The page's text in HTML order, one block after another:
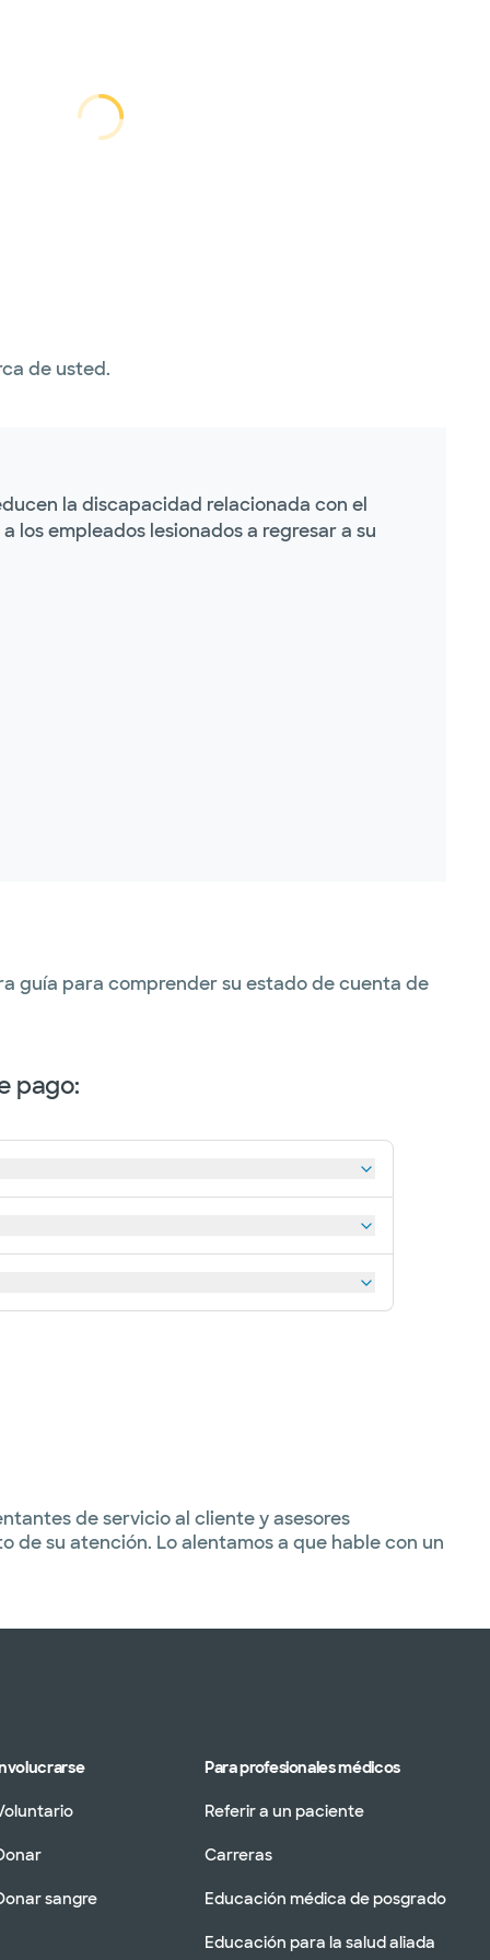
cargando...
cargando
de usted.
la discapacidad relacionada con el
empleados lesionados a regresar a su
guía para comprender su estado de cuenta de
pago:
de servicio al cliente y asesores
su atención. Lo alentamos a que hable con un
sangre
Para profesionales médicos
Referir a un paciente
Carreras
Educación médica de posgrado
Educación para la salud aliada